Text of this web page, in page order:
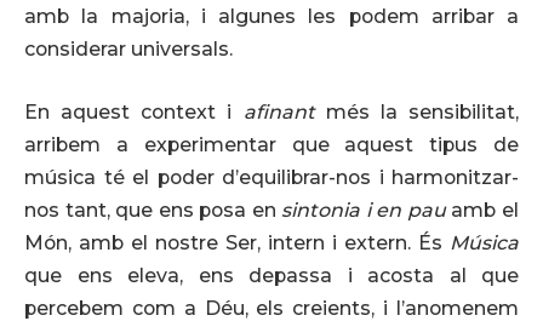
amb la majoria, i algunes les podem arribar a
considerar universals.
En aquest context i afinantmés la sensibilitat,
arribem a experimentar que aquest tipus de
música té el poder d’equilibrar-nos i harmonitzar-
nos tant, que ens posa en sintonia i en pau amb el
Món, amb el nostre Ser, intern i extern. És Música
que ens eleva, ens depassa i acosta al que
percebem com a Déu, els creients, i l’anomenem